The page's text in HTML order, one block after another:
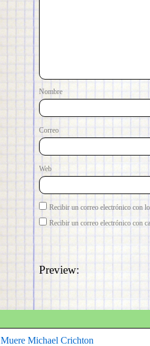
Web
Recibir un correo electrónico con
Recibir un correo electrónico con
Preview:
Muere Michael Crichton